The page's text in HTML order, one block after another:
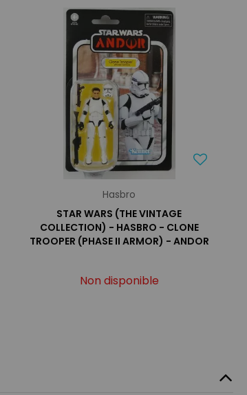
Hasbro
STAR WARS (THE VINTAGE
COLLECTION) - HASBRO - CLONE
TROOPER (PHASE II ARMOR) - ANDOR
Non disponible